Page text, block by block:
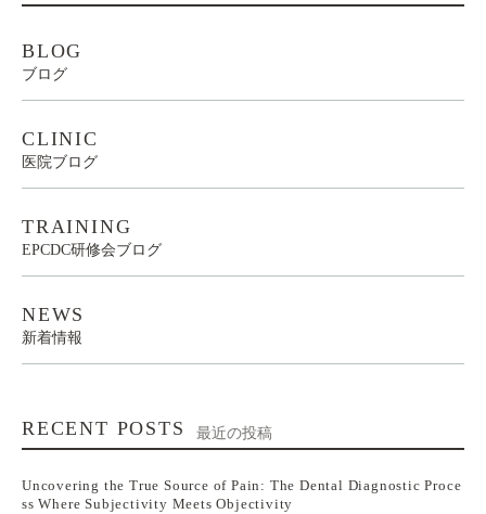
BLOG
ブログ
CLINIC
医院ブログ
TRAINING
EPCDC研修会ブログ
NEWS
新着情報
RECENT POSTS 最近の投稿
Uncovering the True Source of Pain: The Dental Diagnostic Proce
ss Where Subjectivity Meets Objectivity